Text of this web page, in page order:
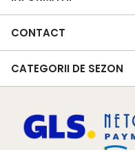
CONTACT
CATEGORII DE SEZON